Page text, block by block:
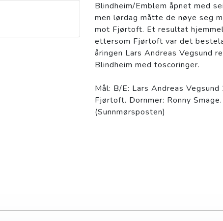
Blindheim/Emblem åpnet med
men lørdag måtte de nøye seg
mot Fjørtoft. Et resultat
ettersom Fjørtoft var det
åringen Lars Andreas Vegsund
Blindheim med toscoringer.
Mål: B/E: Lars Andreas
Fjørtoft. Dornmer: Ronny
(Sunnmørsposten)